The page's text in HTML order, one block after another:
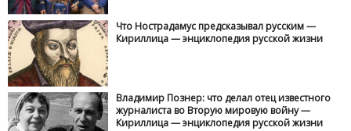
Что Нострадамус предсказывал русским —
Кириллица — энциклопедия русской жизни
Владимир Познер: что делал отец известного
журналиста во Вторую мировую войну —
Кириллица — энциклопедия русской жизни